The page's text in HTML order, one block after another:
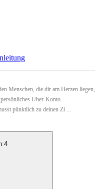
Menschen, die dir am Herzen liegen,
Uber-Konto
pünktlich zu deinen Zi ...
4